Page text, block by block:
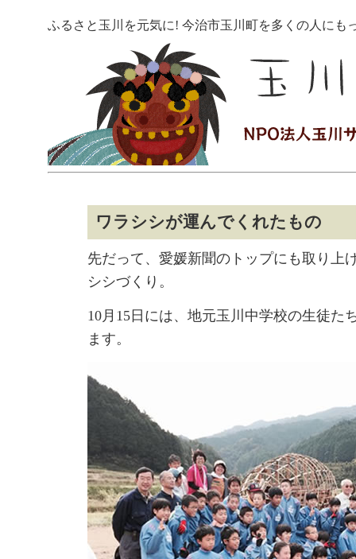
ふるさと玉川を元気に! 今治市玉川町を多くの人にも
ワラシシが運んでくれたもの
先だって、愛媛新聞のトップにも取り上
シシづくり。
10月15日には、地元玉川中学校の生徒た
ます。